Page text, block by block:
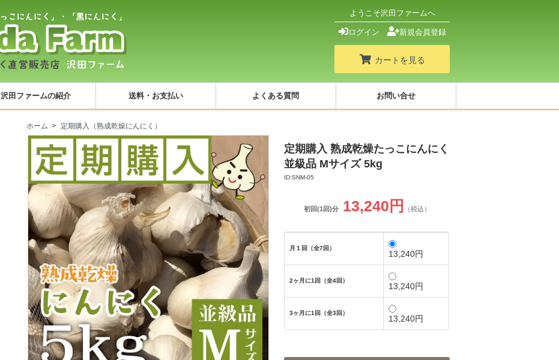
ようこそ沢田ファームへ
ログイン 新規会員登録
カートを見る
沢田ファームの紹介 送料・お支払い よくある質問 お問い合せ
ホーム > 定期購入（熟成乾燥にんにく）
定期購入 熟成乾燥たっこにんにく
並級品 Mサイズ 5kg
ID:SNM-05
初回(1回)分13,240円 （税込）
月１回（全7回）
13,240円
2ヶ月に1回（全4回）
13,240円
3ヶ月に1回（全3回）
13,240円